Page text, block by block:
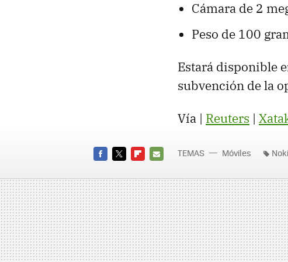
Cámara de 2
Peso de 100
Estará disponible
subvención de la
Vía | Reuters |
MAIL
TEMAS Móviles